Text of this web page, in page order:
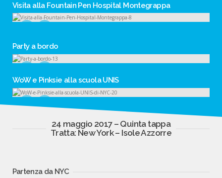
Visita alla Fountain Pen Hospital Montegrappa
Party a bordo
WoW e Pinksie alla scuola UNIS
24 maggio 2017 – Quinta tappa
Tratta: New York – Isole Azzorre
Partenza da NYC